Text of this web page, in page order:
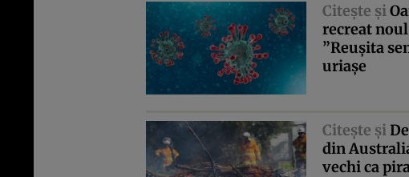
Citeşte şi
recreat
”Reuşita
uriaşe
Citeşte şi
din
vechi ca